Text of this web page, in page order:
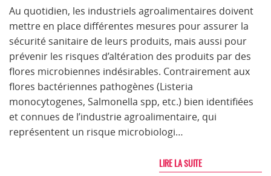
Au quotidien, les industriels agroalimentaires doivent
mettre en place différentes mesures pour assurer la
sécurité sanitaire de leurs produits, mais aussi pour
prévenir les risques d’altération des produits par des
flores microbiennes indésirables. Contrairement aux
flores bactériennes pathogènes (Listeria
monocytogenes, Salmonella spp, etc.) bien identifiées
et connues de l’industrie agroalimentaire, qui
représentent un risque microbiologi…
LIRE LA SUITE